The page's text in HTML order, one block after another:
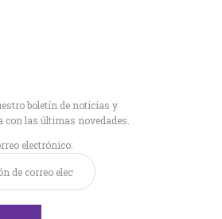
boletín de noticias y
con las últimas novedades.
electrónico: